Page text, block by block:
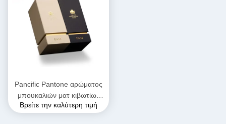
Pancific Pantone αρώματος
μπουκαλιών ματ κιβωτίων
δώρων φύλλων αλουμινίου
Βρείτε την καλύτερη τιμή